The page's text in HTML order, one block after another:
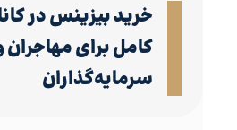
خرید بیزینس در
کامل برای مهاجران
سرمایه‌گذاران